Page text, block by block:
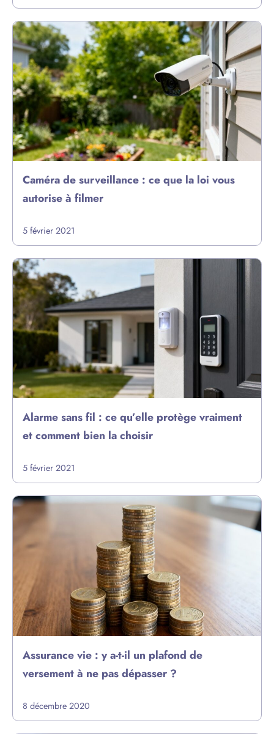
Caméra de surveillance : ce que la loi vous
autorise à filmer
5 février 2021
Alarme sans fil : ce qu’elle protège vraiment
et comment bien la choisir
5 février 2021
Assurance vie : y a-t-il un plafond de
versement à ne pas dépasser ?
8 décembre 2020